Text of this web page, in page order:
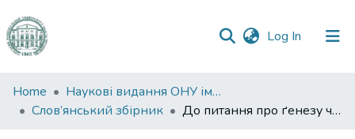
Log In (current)
Communities
&
Home
Наукові видання ОНУ імені І. І. Мечникова
Слов’янський збірник
До питання про ґенезу чишийських говірок